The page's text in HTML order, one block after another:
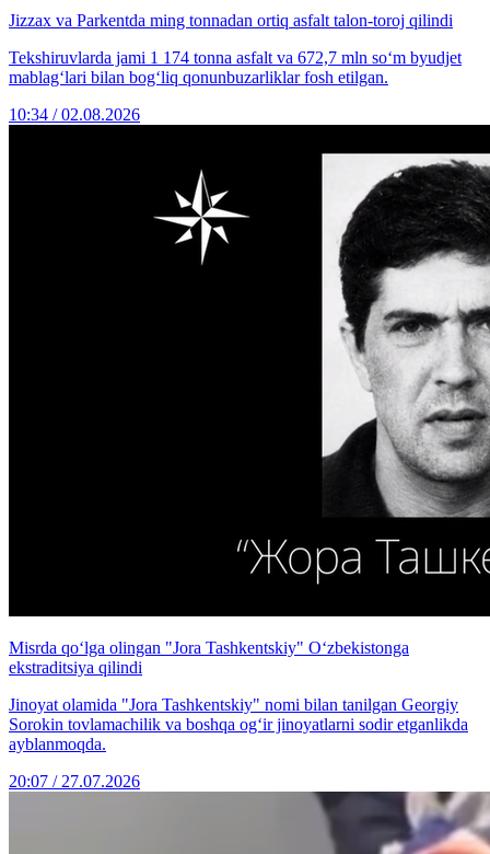
Jizzax va Parkentda ming tonnadan ortiq asfalt talon-toroj qilindi
Tekshiruvlarda jami 1 174 tonna asfalt va 672,7 mln so‘m byudjet
mablag‘lari bilan bog‘liq qonunbuzarliklar fosh etilgan.
10:34 / 02.08.2026
Misrda qo‘lga olingan "Jora Tashkentskiy" O‘zbekistonga
ekstraditsiya qilindi
Jinoyat olamida "Jora Tashkentskiy" nomi bilan tanilgan Georgiy
Sorokin tovlamachilik va boshqa og‘ir jinoyatlarni sodir etganlikda
ayblanmoqda.
20:07 / 27.07.2026